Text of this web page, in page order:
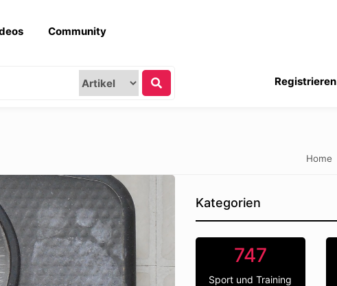
Community
Registrieren
Home
Kategorien
747
Sport und Training